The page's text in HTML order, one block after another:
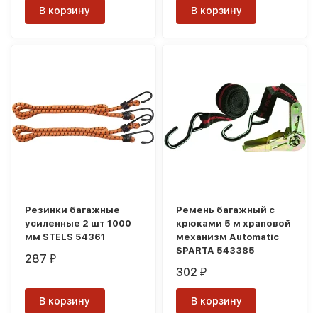
В корзину В корзину
Резинки багажные
усиленные 2 шт 1000
мм STELS 54361
287₽
В корзину
Ремень багажный с
крюками 5 м храповой
механизм Automatic
SPARTA 543385
302₽
В корзину